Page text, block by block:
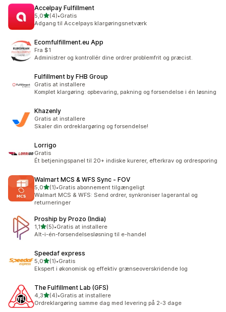
Accelpay Fulfillment
5,0ud af 5 stjerner
(4)
4 anmeldelser i alt
•Gratis
Adgang til Accelpays klargøringsnetværk
Ecomfulfillment.eu App
Fra $1
Administrer og kontrollér dine ordrer problemfrit og præcist.
Fulfillment by FHB Group
Gratis at installere
Komplet klargøring: opbevaring, pakning og forsendelse i én løsning
Khazenly
Gratis at installere
Skaler din ordreklargøring og forsendelse!
Lorrigo
Gratis
Ét betjeningspanel til 20+ indiske kurerer, efterkrav og ordresporing
Walmart MCS & WFS Sync ‑ FOV
5,0ud af 5 stjerner
(1)
1 anmeldelser i alt
•Gratis abonnement tilgængeligt
Walmart MCS & WFS: Send ordrer, synkroniser lagerantal og
returneringer
Proship by Prozo (India)
1,1ud af 5 stjerner
(5)
5 anmeldelser i alt
•Gratis at installere
Alt-i-én-forsendelsesløsning til e-handel
Speedaf express
5,0ud af 5 stjerner
(1)
1 anmeldelser i alt
•Gratis
Ekspert i økonomisk og effektiv grænseoverskridende log
The Fulfillment Lab (GFS)
4,3ud af 5 stjerner
(4)
4 anmeldelser i alt
•Gratis at installere
Ordreklargøring samme dag med levering på 2-3 dage